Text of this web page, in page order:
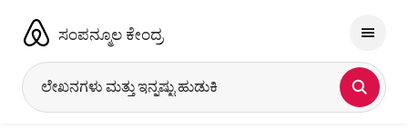
ಹೋಗಿ
ಸಂಪನ್ಮೂಲ ಕೇಂದ್ರ
ಲೇಖನಗಳು ಮತ್ತು ಇನ್ನಷ್ಟು ಹುಡುಕಿ